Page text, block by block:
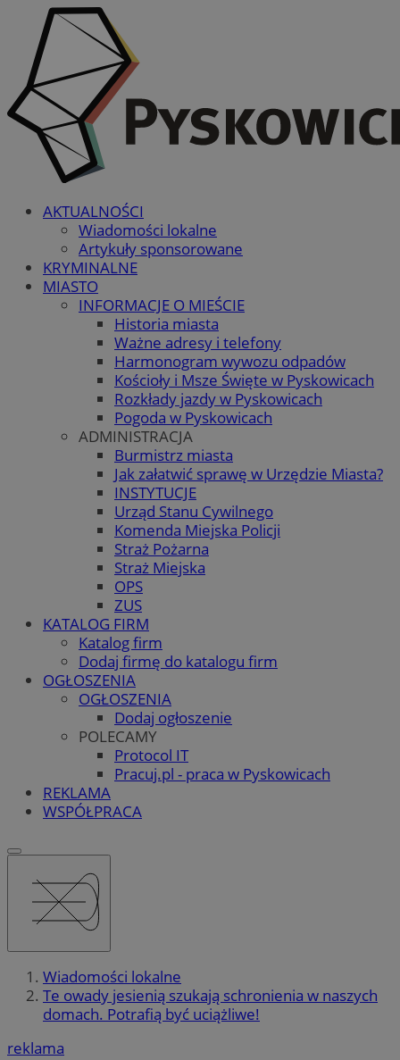
AKTUALNOŚCI
Wiadomości lokalne
Artykuły sponsorowane
KRYMINALNE
MIASTO
INFORMACJE O MIEŚCIE
Historia miasta
Ważne adresy i telefony
Harmonogram wywozu odpadów
Kościoły i Msze Święte w Pyskowicach
Rozkłady jazdy w Pyskowicach
Pogoda w Pyskowicach
ADMINISTRACJA
Burmistrz miasta
Jak załatwić sprawę w Urzędzie Miasta?
INSTYTUCJE
Urząd Stanu Cywilnego
Komenda Miejska Policji
Straż Pożarna
Straż Miejska
OPS
ZUS
KATALOG FIRM
Katalog firm
Dodaj firmę do katalogu firm
OGŁOSZENIA
OGŁOSZENIA
Dodaj ogłoszenie
POLECAMY
Protocol IT
Pracuj.pl - praca w Pyskowicach
REKLAMA
WSPÓŁPRACA
Wiadomości lokalne
Te owady jesienią szukają schronienia w naszych
domach. Potrafią być uciążliwe!
reklama